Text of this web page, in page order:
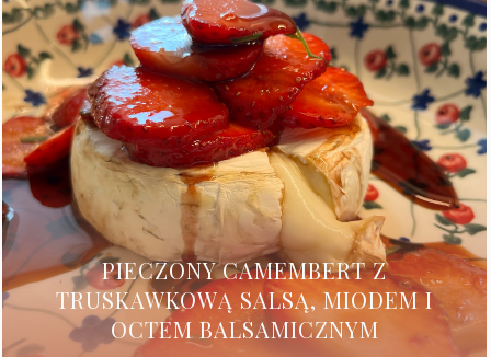
PIECZONY CAMEMBERT Z
TRUSKAWKOWĄ SALSĄ, MIODEM I
OCTEM BALSAMICZNYM